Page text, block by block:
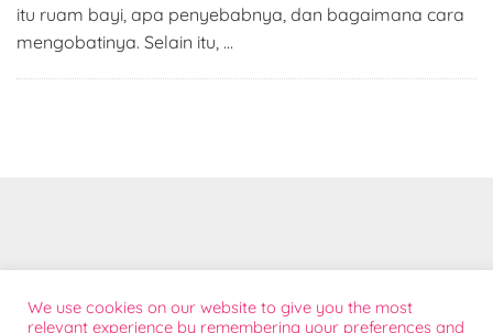
itu ruam bayi, apa penyebabnya, dan bagaimana cara
mengobatinya. Selain itu, …
Bantuan Konsumen
We use cookies on our website to give you the most
relevant experience by remembering your preferences and